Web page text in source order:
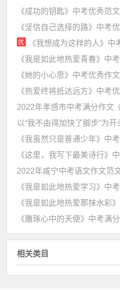
《成功的钥匙》中考优秀范
《坚信自己选择的路》中考
《我想成为这样的人》
《我是如此地热爱青春》中
《她的小心思》中考优秀作
《热爱终将抵达远方》中考
《我虽然只是普通少年》中
《这里，我写下最美诗行》
《我是如此地热爱学习》中
《我是如此地热爱那抹水彩
《雕琢心中的天使》中考满
相关类目